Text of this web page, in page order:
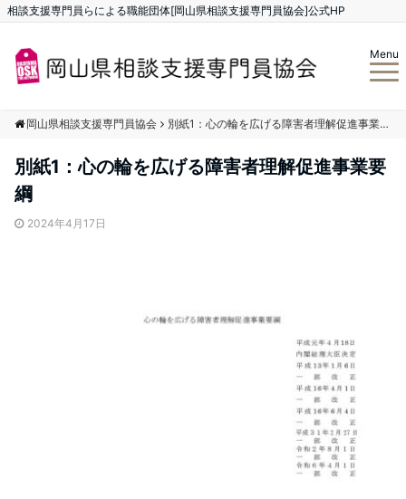
相談支援専門員らによる職能団体[岡山県相談支援専門員協会]公式HP
Menu
岡山県相談支援専門員協会 別紙1：心の輪を広げる障害者理解促進事業要綱
別紙1：心の輪を広げる障害者理解促進事業要
綱
2024年4月17日